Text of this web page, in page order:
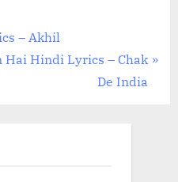
– Akhil
Hai Hindi Lyrics – Chak
De India